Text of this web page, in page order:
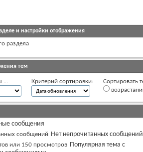
и настройки отображения
раздела
тем
... Критерий сортировки:
Сортировать
сообщения
Нет непрочитанных сообщений
Популярная тема с